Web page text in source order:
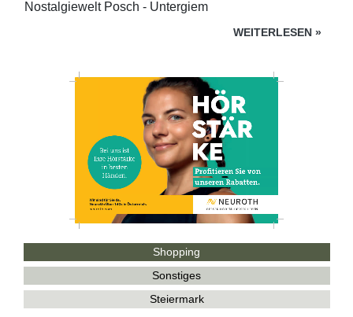
Nostalgiewelt Posch - Untergiem
WEITERLESEN »
Shopping
Sonstiges
Steiermark